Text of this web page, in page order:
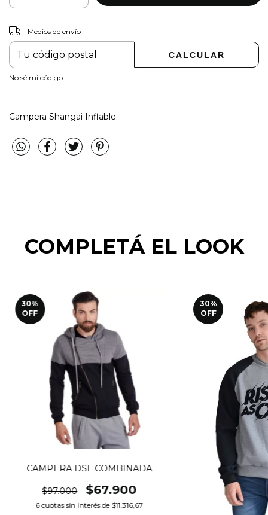
Entregas para el CP:
Medios de envío
CALCULAR
No sé mi código
Campera Shangai Inflable
COMPLETÁ EL LOOK
30%
OFF
CAMPERA DSL COMBINADA
$97.000 $67.900
6cuotas sin interés de $11.316,67
30%
OFF